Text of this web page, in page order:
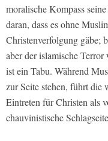
moralische Kompass
daran, dass es ohne
Christenverfolgung gäbe;
aber der islamische
ist ein Tabu. Während
zur Seite stehen, führt die
Eintreten für Christen als
chauvinistische